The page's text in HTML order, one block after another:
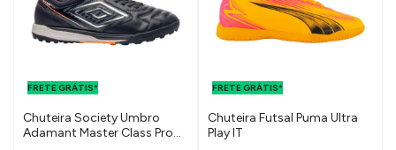
FRETE GRÁTIS*
Chuteira Society Umbro
Adamant Master Class Pro
FRETE GRÁTIS*
Chuteira Futsal Puma Ultra
Play IT